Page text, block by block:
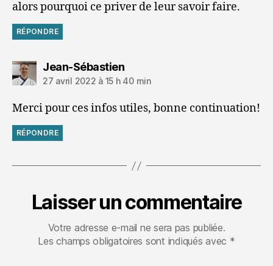
alors pourquoi ce priver de leur savoir faire.
RÉPONDRE
Jean-Sébastiendit :
27 avril 2022 à 15 h 40 min
Merci pour ces infos utiles, bonne continuation!
RÉPONDRE
Laisser un commentaire
Votre adresse e-mail ne sera pas publiée.
Les champs obligatoires sont indiqués avec *